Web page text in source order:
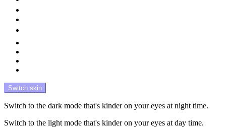
Switch skin
Switch to the dark mode that's kinder on your eyes at night time.
Switch to the light mode that's kinder on your eyes at day time.